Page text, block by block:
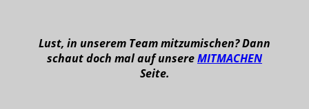
Lust, in unserem Team mitzumischen? Dann
schaut doch mal auf unsereMITMACHEN
Seite.